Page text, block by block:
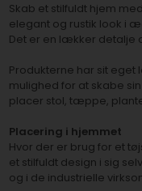
Skab et stilfuldt hjem
elegant og rustik look i
Det er en lækker detalje
Produkterne har sit eget
mulighed for at skabe
placer stol, tæppe,
Placering i hjemmet
Hvor der er brug for et
et stilfuldt design i sig
og i de industrielle